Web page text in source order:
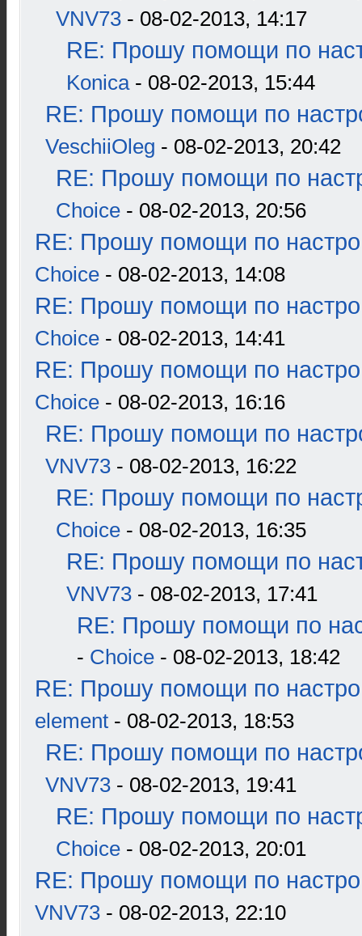
VNV73 - 08-02-2013, 14:17
RE: Прошу помощи по
Konica- 08-02-2013, 15:44
RE: Прошу помощи по
VeschiiOleg - 08-02-2013, 20:42
RE: Прошу помощи по
Choice - 08-02-2013, 20:56
RE: Прошу помощи по
Choice - 08-02-2013, 14:08
RE: Прошу помощи по
Choice - 08-02-2013, 14:41
RE: Прошу помощи по
Choice - 08-02-2013, 16:16
RE: Прошу помощи по
VNV73 - 08-02-2013, 16:22
RE: Прошу помощи по
Choice - 08-02-2013, 16:35
RE: Прошу помощи по
VNV73 - 08-02-2013, 17:41
RE: Прошу помощи по
- Choice - 08-02-2013, 18:42
RE: Прошу помощи по
element - 08-02-2013, 18:53
RE: Прошу помощи по
VNV73 - 08-02-2013, 19:41
RE: Прошу помощи по
Choice - 08-02-2013, 20:01
RE: Прошу помощи по
VNV73 - 08-02-2013, 22:10